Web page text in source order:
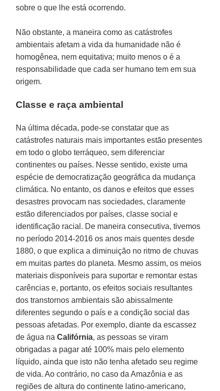
sobre o que lhe está ocorrendo.
Não obstante, a maneira como as catástrofes
ambientais afetam a vida da humanidade não é
homogênea, nem equitativa; muito menos o é a
responsabilidade que cada ser humano tem em sua
origem.
Classe e raça ambiental
Na última década, pode-se constatar que as
catástrofes naturais mais importantes estão presentes
em todo o globo terráqueo, sem diferenciar
continentes ou países. Nesse sentido, existe uma
espécie de democratização geográfica da mudança
climática. No entanto, os danos e efeitos que esses
desastres provocam nas sociedades, claramente
estão diferenciados por países, classe social e
identificação racial. De maneira consecutiva, tivemos
no período 2014-2016 os anos mais quentes desde
1880, o que explica a diminuição no ritmo de chuvas
em muitas partes do planeta. Mesmo assim, os meios
materiais disponíveis para suportar e remontar estas
carências e, portanto, os efeitos sociais resultantes
dos transtornos ambientais são abissalmente
diferentes segundo o país e a condição social das
pessoas afetadas. Por exemplo, diante da escassez
de água naCalifórnia, as pessoas se viram
obrigadas a pagar até 100% mais pelo elemento
líquido, ainda que isto não tenha afetado seu regime
de vida. Ao contrário, no caso da Amazônia e as
regiões de altura do continente latino-americano,